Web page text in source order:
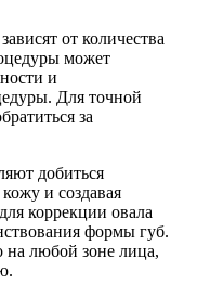
от количества
может
и
Для точной
за
добиться
кожу и создавая
коррекции овала
формы губ.
любой зоне лица,